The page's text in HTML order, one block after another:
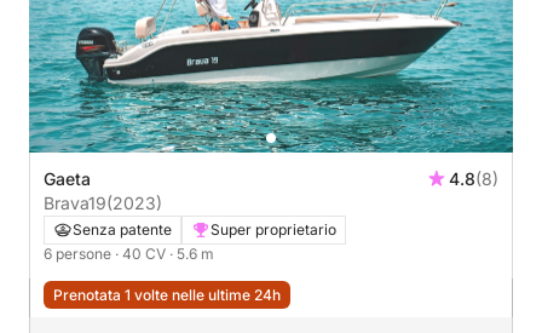
Gaeta 4.8(8)
Brava19(2023)
Senza patente
Super proprietario
6 persone · 40 CV · 5.6 m
Prenotata 1 volte nelle ultime 24h